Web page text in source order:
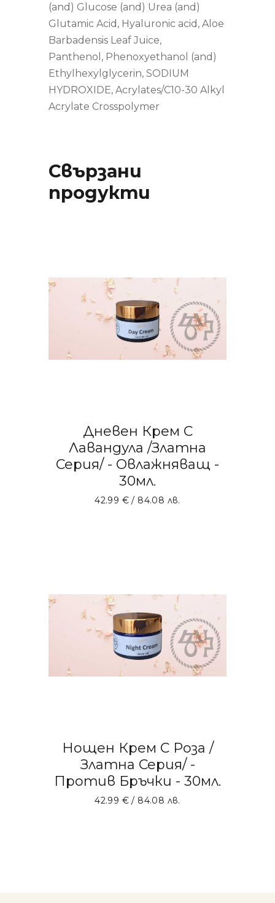
(and) Glucose (and) Urea (and)
Glutamic Acid, Hyaluronic acid, Aloe
Barbadensis Leaf Juice,
Panthenol, Phenoxyethanol (and)
Ethylhexylglycerin, SODIUM
HYDROXIDE, Acrylates/C10-30 Alkyl
Acrylate Crosspolymer
Свързани
продукти
Дневен Крем С
Лавандула /Златна
Серия/ - Овлажняващ -
30мл.
42.99 € / 84.08 лв.
Нощен Крем С Роза /
Златна Серия/ -
Против Бръчки - 30мл.
42.99 € / 84.08 лв.